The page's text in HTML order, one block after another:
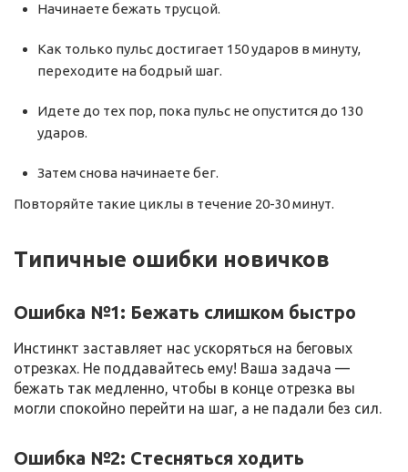
Начинаете бежать трусцой.
Как только пульс достигает 150 ударов в минуту,
переходите на бодрый шаг.
Идете до тех пор, пока пульс не опустится до 130
ударов.
Затем снова начинаете бег.
Повторяйте такие циклы в течение 20-30 минут.
Типичные ошибки новичков
Ошибка №1: Бежать слишком быстро
Инстинкт заставляет нас ускоряться на беговых
отрезках. Не поддавайтесь ему! Ваша задача —
бежать так медленно, чтобы в конце отрезка вы
могли спокойно перейти на шаг, а не падали без сил.
Ошибка №2: Стесняться ходить